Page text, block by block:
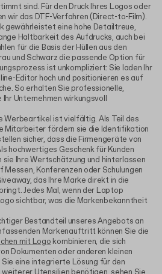
sind. Für den Druck Ihres Logos oder
wir das DTF-Verfahren (Direct-to-Film).
gewährleistet eine hohe Detailtreue,
Haltbarkeit des Aufdrucks, auch bei
für die Basis der Hüllen aus den
und Schwarz die passende Option für
ist unkompliziert: Sie laden Ihr
Editor hoch und positionieren es auf
So erhalten Sie professionelle,
Unternehmen wirkungsvoll
Werbeartikel ist vielfältig. Als Teil des
Mitarbeiter fördern sie die Identifikation
sicher, dass die Firmengeräte von
hochwertiges Geschenk für Kunden
Ihre Wertschätzung und hinterlassen
Messen, Konferenzen oder Schulungen
das Ihre Marke direkt in die
Jedes Mal, wenn der Laptop
sichtbar, was die Markenbekanntheit
Bestandteil unseres Angebots an
Markenauftritt können Sie die
mit Logo kombinieren, die sich
Dokumenten oder anderen kleinen
eine integrierte Lösung für den